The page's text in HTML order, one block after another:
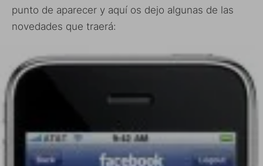
punto de aparecer y aquí os dejo algunas de las
novedades que traerá: